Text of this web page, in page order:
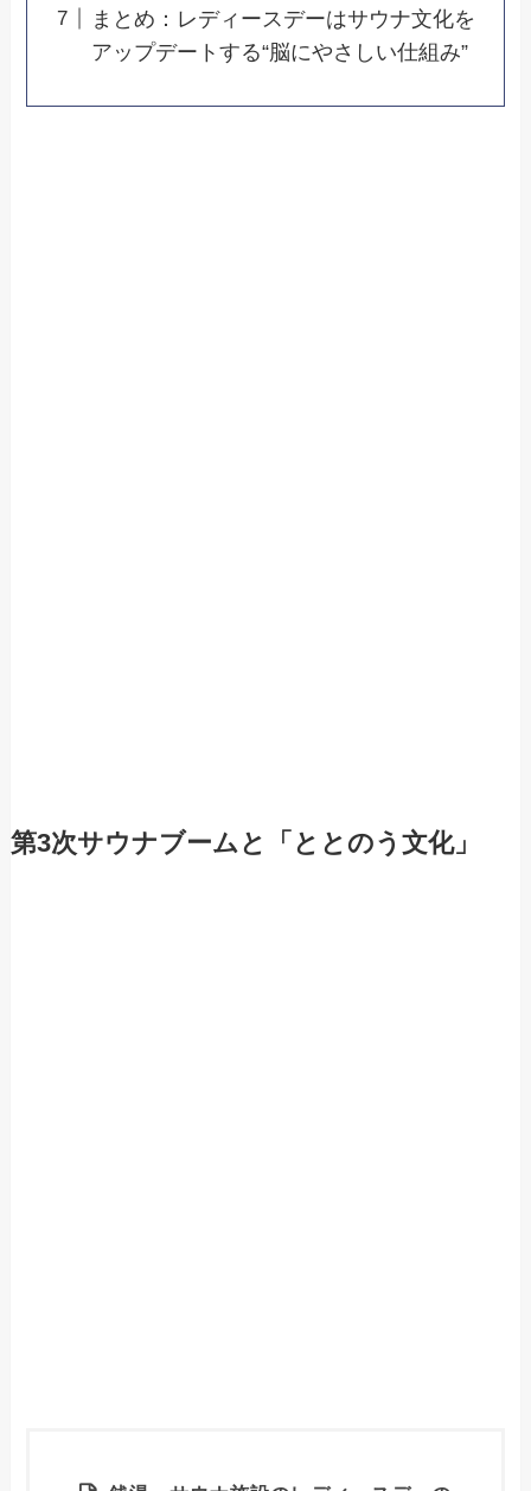
まとめ：レディースデーはサウナ文化を
アップデートする“脳にやさしい仕組み”
第3次サウナブームと「ととのう文化」